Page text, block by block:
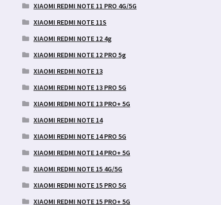
XIAOMI REDMI NOTE 11 PRO 4G/5G
XIAOMI REDMI NOTE 11S
XIAOMI REDMI NOTE 12 4g
XIAOMI REDMI NOTE 12 PRO 5g
XIAOMI REDMI NOTE 13
XIAOMI REDMI NOTE 13 PRO 5G
XIAOMI REDMI NOTE 13 PRO+ 5G
XIAOMI REDMI NOTE 14
XIAOMI REDMI NOTE 14 PRO 5G
XIAOMI REDMI NOTE 14 PRO+ 5G
XIAOMI REDMI NOTE 15 4G/5G
XIAOMI REDMI NOTE 15 PRO 5G
XIAOMI REDMI NOTE 15 PRO+ 5G